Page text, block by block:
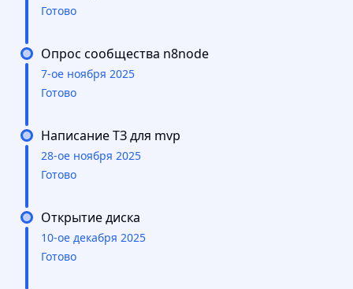
Готово
Опрос сообщества n8node
7-ое ноября 2025
Готово
Написание ТЗ для mvp
28-ое ноября 2025
Готово
Открытие диска
10-ое декабря 2025
Готово